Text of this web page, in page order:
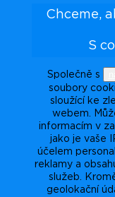
Chceme,
S
Společně s
soubory
sloužící ke
webem.
informacím v
jako je vaše
účelem
reklamy a
služeb.
geolokační